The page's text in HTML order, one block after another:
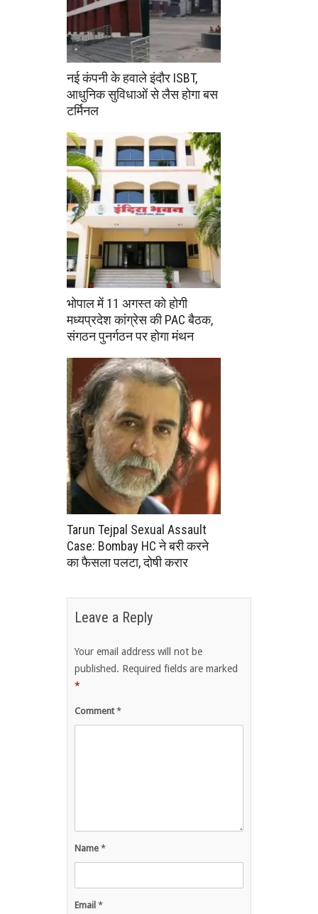
नई कंपनी के हवाले इंदौर ISBT,
आधुनिक सुविधाओं से लैस होगा बस
टर्मिनल
भोपाल में 11 अगस्त को होगी
मध्यप्रदेश कांग्रेस की PAC बैठक,
संगठन पुनर्गठन पर होगा मंथन
Tarun Tejpal Sexual Assault
Case: Bombay HC ने बरी करने
का फैसला पलटा, दोषी करार
Leave a Reply
Your email address will not be
published. Required fields are marked
*
Comment*
Name *
Email *